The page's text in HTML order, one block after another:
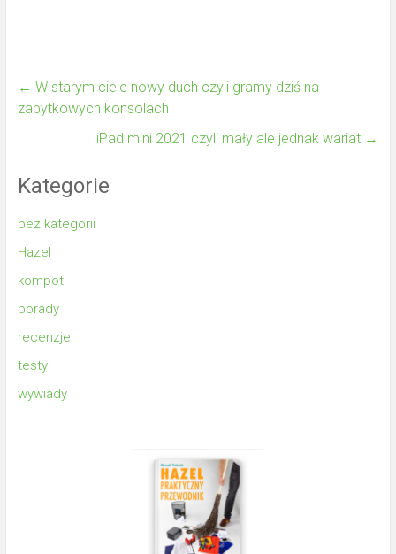
← W starym ciele nowy duch czyli gramy dziś na
zabytkowych konsolach
iPad mini 2021 czyli mały ale jednak wariat →
Kategorie
bez kategorii
Hazel
kompot
porady
recenzje
testy
wywiady